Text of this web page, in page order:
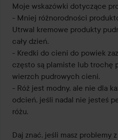
Moje wskazówki dotyczące
- Mniej różnorodności
Utrwal kremowe produkty
cały dzień.
- Kredki do cieni do powiek
często są plamiste lub trochę
wierzch pudrowych cieni.
- Róż jest modny, ale nie dla
odcień, jeśli nadal nie jesteś
różu.
Daj znać, jeśli masz problemy